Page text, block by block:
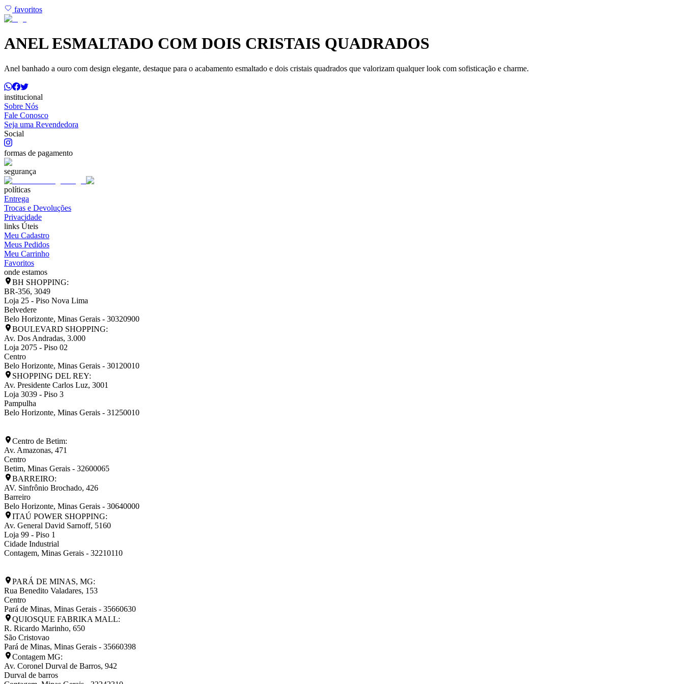
favoritos
ANEL ESMALTADO COM DOIS CRISTAIS QUADRADOS
Anel banhado a ouro com design elegante, destaque para o acabamento esmaltado e dois cristais quadrados que valorizam qualquer look com sofisticação e charme.
institucional
Sobre Nós
Fale Conosco
Seja uma Revendedora
Social
formas de pagamento
segurança
políticas
Entrega
Trocas e Devoluções
Privacidade
links Úteis
Meu Cadastro
Meus Pedidos
Meu Carrinho
Favoritos
onde estamos
BH SHOPPING:
BR-356, 3049
Loja 25 - Piso Nova Lima
Belvedere
Belo Horizonte, Minas Gerais - 30320900
BOULEVARD SHOPPING:
Av. Dos Andradas, 3.000
Loja 2075 - Piso 02
Centro
Belo Horizonte, Minas Gerais - 30120010
SHOPPING DEL REY:
Av. Presidente Carlos Luz, 3001
Loja 3039 - Piso 3
Pampulha
Belo Horizonte, Minas Gerais - 31250010
Centro de Betim:
Av. Amazonas, 471
Centro
Betim, Minas Gerais - 32600065
BARREIRO:
AV. Sinfrônio Brochado, 426
Barreiro
Belo Horizonte, Minas Gerais - 30640000
ITAÚ POWER SHOPPING:
Av. General David Sarnoff, 5160
Loja 99 - Piso 1
Cidade Industrial
Contagem, Minas Gerais - 32210110
PARÁ DE MINAS, MG:
Rua Benedito Valadares, 153
Centro
Pará de Minas, Minas Gerais - 35660630
QUIOSQUE FABRIKA MALL:
R. Ricardo Marinho, 650
São Cristovao
Pará de Minas, Minas Gerais - 35660398
Contagem MG:
Av. Coronel Durval de Barros, 942
Durval de barros